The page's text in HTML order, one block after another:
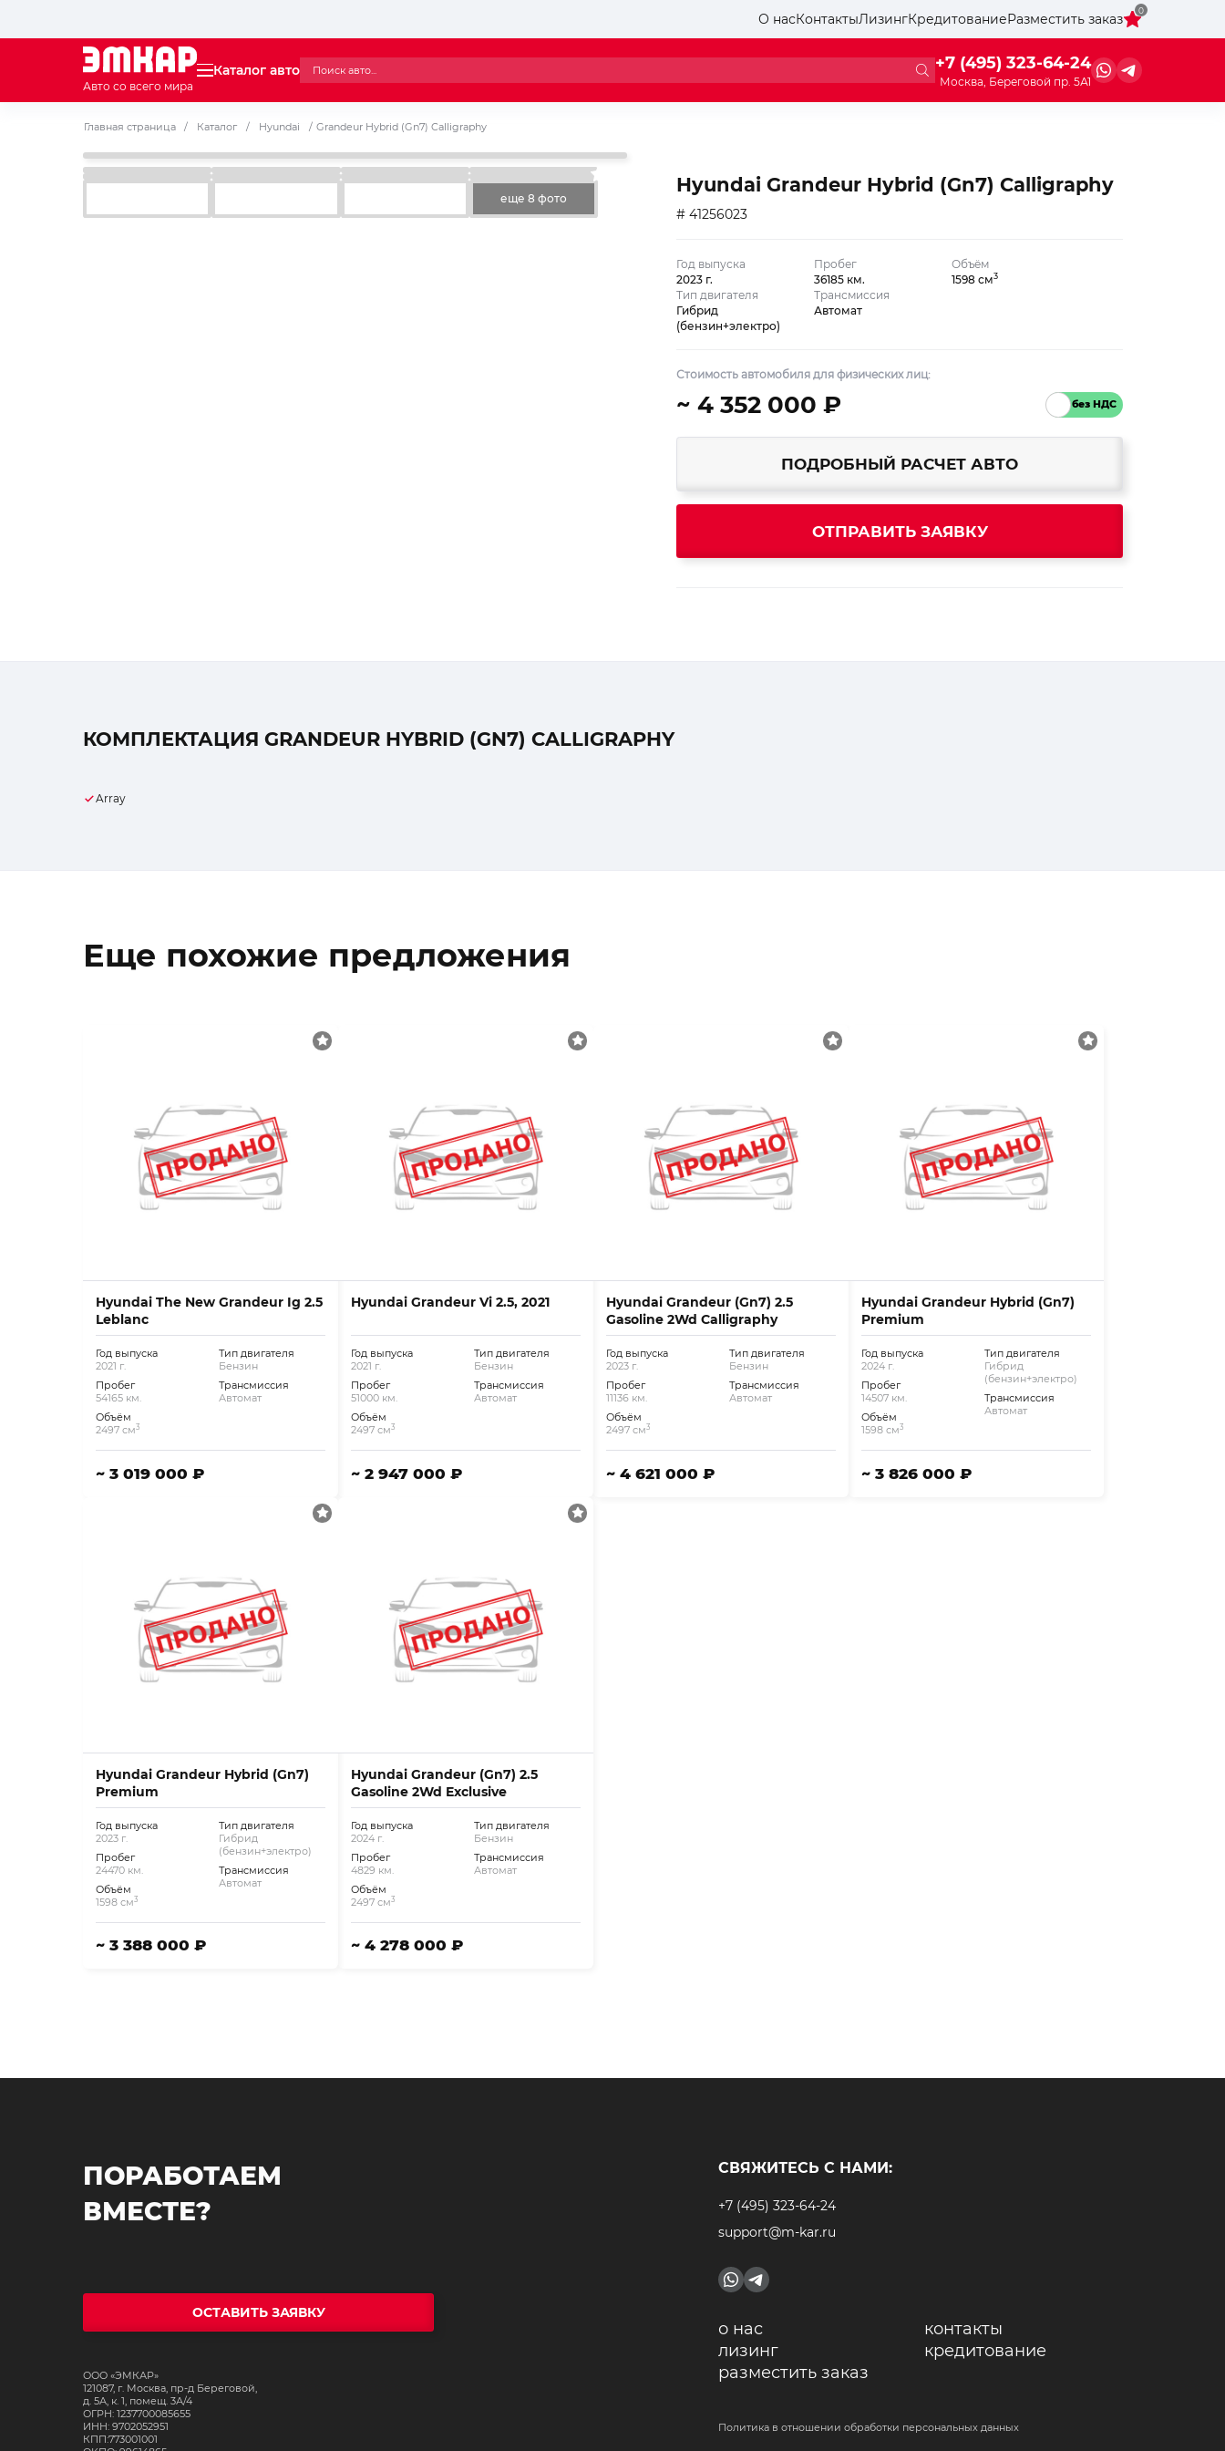
О насКонтактыЛизингКредитованиеРазместить заказ
0
Авто со всего мира
Каталог авто +7 (495) 323-64-24
Москва, Береговой пр. 5А1
Главная страница / Каталог / Hyundai / Grandeur Hybrid (Gn7) Calligraphy
еще 8 фото
Hyundai Grandeur Hybrid (Gn7) Calligraphy
# 41256023
Год выпуска
2023 г.
Пробег
36185 км.
Объём
1598 см3
Тип двигателя
Гибрид
(бензин+электро)
Трансмиссия
Автомат
Стоимость автомобиля для физических лиц:
~ 4 352 000 ₽
ПОДРОБНЫЙ РАСЧЕТ АВТО
ОТПРАВИТЬ ЗАЯВКУ
КОМПЛЕКТАЦИЯ GRANDEUR HYBRID (GN7) CALLIGRAPHY
Array
Еще похожие предложения
Hyundai The New Grandeur Ig 2.5
Leblanc
Год выпуска
2021 г.
Пробег
54165 км.
Объём
2497 см3
Тип двигателя
Бензин
Трансмиссия
Автомат
~ 3 019 000 ₽
Hyundai Grandeur Vi 2.5, 2021
Год выпуска
2021 г.
Пробег
51000 км.
Объём
2497 см3
Тип двигателя
Бензин
Трансмиссия
Автомат
~ 2 947 000 ₽
Hyundai Grandeur (Gn7) 2.5
Gasoline 2Wd Calligraphy
Год выпуска
2023 г.
Пробег
11136 км.
Объём
2497 см3
Тип двигателя
Бензин
Трансмиссия
Автомат
~ 4 621 000 ₽
Hyundai Grandeur Hybrid (Gn7)
Premium
Год выпуска
2024 г.
Пробег
14507 км.
Объём
1598 см3
Тип двигателя
Гибрид
(бензин+электро)
Трансмиссия
Автомат
~ 3 826 000 ₽
Hyundai Grandeur Hybrid (Gn7)
Premium
Год выпуска
2023 г.
Пробег
24470 км.
Объём
1598 см3
Тип двигателя
Гибрид
(бензин+электро)
Трансмиссия
Автомат
~ 3 388 000 ₽
Hyundai Grandeur (Gn7) 2.5
Gasoline 2Wd Exclusive
Год выпуска
2024 г.
Пробег
4829 км.
Объём
2497 см3
Тип двигателя
Бензин
Трансмиссия
Автомат
~ 4 278 000 ₽
ПОРАБОТАЕМ
ВМЕСТЕ?
ОСТАВИТЬ ЗАЯВКУ
ООО «ЭМКАР»
121087, г. Москва, пр-д Береговой,
д. 5А, к. 1, помещ. 3А/4
ОГРН: 1237700085655
ИНН: 9702052951
КПП:773001001
СВЯЖИТЕСЬ С НАМИ:
+7 (495) 323-64-24
support@m-kar.ru
о нас
контакты
лизинг
кредитование
разместить заказ
Политика в отношении обработки персональных данных